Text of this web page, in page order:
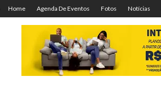
Home Agenda De Eventos Fotos Notícias